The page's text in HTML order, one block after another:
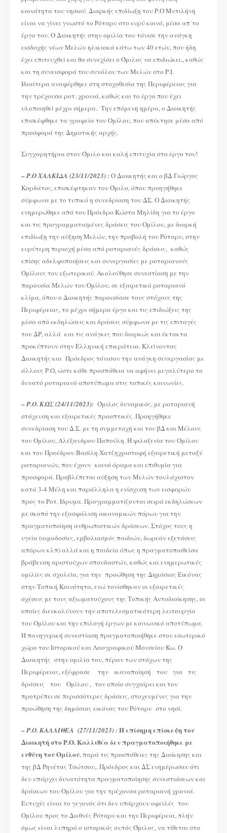
κοινότητα του νησιού. Διαρκής επιδίωξη του Ρ.Ο Μυτιλήνη
είναι να γίνει γνωστό το Ρόταρυ στο ευρύ κοινό, μέσα απ΄το
έργο του. Ο Διοικητής στην ομιλία του τόνισε την ανάγκη
εισδοχής νέων Μελών ηλικιακά κάτω των 40 ετών, που ήδη
έχει επιτευχθεί και θα συνεχίσει ο Όμιλος να επιδιώκει., καθώς
και τη συνεισφορά του συνόλου των Μελών στο Ρ.Ι.
Ιδιαίτερα αναφέρθηκε στη στοχοθεσία της Περιφέρειας για
την τρέχουσα ροτ. χρονιά, καθώς και το έργο που έχει
υλοποιηθεί μέχρι σήμερα. Την επόμενη ημέρα, ο Διοικητής
επισκέφθηκε τα γραφεία του Ομίλου, που απέκτησε μέσα από
προσφορά της Δημοτικής αρχής.
Συγχαρητήρια στον Όμιλο και καλή επιτυχία στο έργο του!
–Ρ.Ο ΧΑΛΚΙΔΑ (23/11/2023) :Ο Διοικητής και ο βΔ Γιώργος
Κορδάτος, επισκέφτηκαν τον Όμιλο, όπου προηγήθηκε
σύμφωνα με το τυπικό η συνεδρίαση του ΔΣ. Ο Διοικητής
ενημερώθηκε από τον Πρόεδρο Κώστα Μηλίδη για το έργο
και τις προγραμματισμένες δράσεις του Ομίλου, με διαρκή
επιδίωξη την αύξηση Μελών, την προβολή του Ρόταρυ, στην
ευρύτερη περιοχή μέσα από ροταριανές δράσεις, καθώς
επίσης αδελφοποιήσεις και συνεργασίες με ροταριανούς
Ομίλους του εξωτερικού. Ακολούθησε συνεστίαση με την
παρουσία Μελών του Ομίλου, σε εξαιρετικό ροταριανό
κλίμα, όπου ο Διοικητής παρουσίασε τους στόχους της
Περιφέρειας, το μέχρι σήμερα έργο και τις επιδιώξεις της
μέσα από εκδηλώσεις και δράσεις σύμφωνα με τις επιταγές
του ΔΡ, αλλά και τις ανάγκες που διαρκώς και έκτακτα
προκύπτουν στην Ελληνική επικράτεια. Κλείνοντας
Διοικητής και Πρόεδρος τόνισαν την ανάγκη συνεργασίας με
άλλους Ρ.Ο, ώστε κάθε προσπάθεια να αφήνει μεγαλύτερο το
δυνατό ροταριανό αποτύπωμα στις τοπικές κοινωνίες.
–Ρ.Ο. ΚΩΣ (24/11/2023): Όμιλος δυναμικός, με ροταριανή
στόχευση και εξαιρετικές προοπτικές. Προηγήθηκε
συνεδρίαση του Δ.Σ. με τη συμμετοχή και του βΔ και Μέλους
του Ομίλου, Αλέξανδρου Παπούλη. Η φιλοξενία του Ομίλου
και του Προέδρου Βασίλη Χατζηχριστοφή εξαιρετική μεταξύ
ροταριανών, που έχουν κοινό όραμα και επιθυμία για
προσφορά. Προβλέπεται αύξηση των Μελών τουλάχιστον
κατά 3-4 Μέλη και παράλληλα η ενίσχυση των εισφορών
προς το Ροτ. Ίδρυμα. Προγραμματίζονται σειρά εκδηλώσεων
με σκοπό την εξασφάλιση οικονομικών πόρων για την
πραγματοποίηση ανθρωπιστικών δράσεων. Στόχος τους η
υγεία (αιμοδοσίες, εμβολιασμός παιδιών, δωρεάν εξετάσεις
απόρων κλπ) αλλά και η παιδεία όπως η πραγματοποιθείσα
βράβευση αριστούχων σπουδαστών, καθώς και ενημερωτικές
ομιλίες σε σχολεία, για την προώθηση της Δημόσιας Εικόνας
στην Τοπική Κοινότητα, ενώ τονίσθηκαν οι εξαιρετικές
σχέσεις με τους αξιωματούχους της Τοπικής Αυτοδιοίκησης, οι
οποίες διευκολύνουν την αποτελεσματικότερη λειτουργία
του Ομίλου και την επιλογή έργων με κοινωνικό αποτύπωμα.
Η πανηγυρική συνεστίαση πραγματοποιήθηκε στον εσωτερικό
χώρο του Ιστορικού και Λαογραφικού Μουσείου Κω. Ο
Διοικητής στην ομιλία του, πέραν των στόχων της
Περιφέρειας, εξέφρασε την ικανοποίησή του για τις
δράσεις του Ομίλου , τον οποίο συγχαίρει και τον
προτρέπει σε περισσότερες δράσεις, στοχευμένες για την
προώθηση της δημόσιας εικόνας του Ρόταρυ στο νησί.
–Ρ.Ο. ΚΑΛΛΙΘΕΑ (27/11/2023) :Η επίσημη επίσκεψη του
Διοικητή στο Ρ.Ο. Καλλιθέα δεν πραγματοποιήθηκε με
ευθύνη του Ομίλου, παρά τις προσπάθειες της Διοίκησης και
της βΔ Ρηνέτας Τσώτσου,. Πρόεδρος και ΔΣ ενημέρωσαν ότι
δεν υπάρχει δυνατότητα πραγματοποίησης συνεστιάσεων και
δράσεων του Ομίλου για την τρέχουσα ροταριανή χρονιά.
Ευτυχές είναι το γεγονός ότι δεν υπάρχουν οφειλές του
Ομίλου προς το Διεθνές Ρόταρυ και την Περιφέρεια, πλήν
όμως είναι λυπηρό ο ιστορικός αυτός Όμιλος, να τίθεται στο